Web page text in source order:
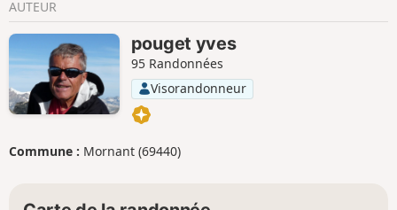
AUTEUR
pouget yves
95 Randonnées
Visorandonneur
Commune : Mornant (69440)